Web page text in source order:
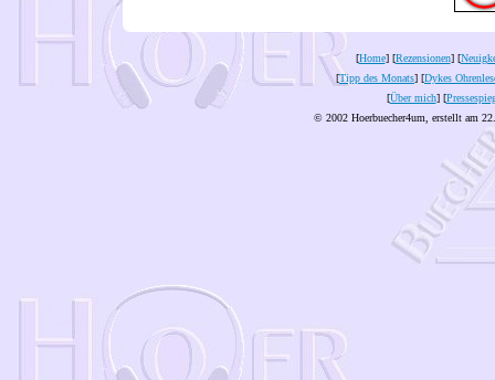
[Home] [Rezensionen] [
[Tipp des Monats] [Dykes
[Über mich] [
© 2002 Hoerbuecher4um, erstellt am